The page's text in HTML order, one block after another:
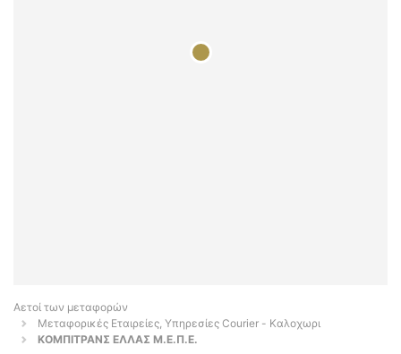
Αετοί των μεταφορών
Μεταφορικές Εταιρείες, Υπηρεσίες Courier - Καλοχωρι
ΚΟΜΠΙΤΡΑΝΣ ΕΛΛΑΣ Μ.Ε.Π.Ε.